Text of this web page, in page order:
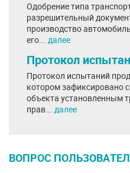
Одобрение типа
разрешительный
производство
его... далее
Протокол
Протокол испытаний
котором зафиксировано
объекта установленным
прав... далее
ВОПРОС